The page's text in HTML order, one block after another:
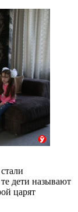
дети называют
царят